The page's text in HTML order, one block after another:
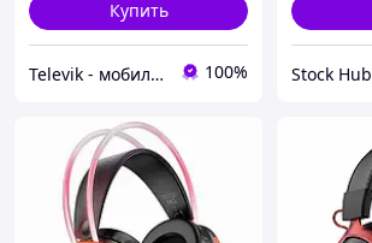
Купить
Televik - мобильные аксессуары и гаджеты 100% Stock Hub